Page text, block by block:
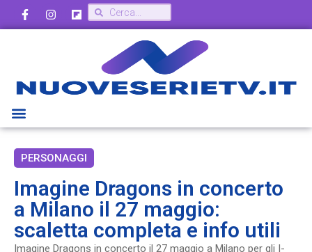
PERSONAGGI
Imagine Dragons in concerto
a Milano il 27 maggio:
scaletta completa e info utili
Imagine Dragons in concerto il 27 maggio a Milano per gli I-